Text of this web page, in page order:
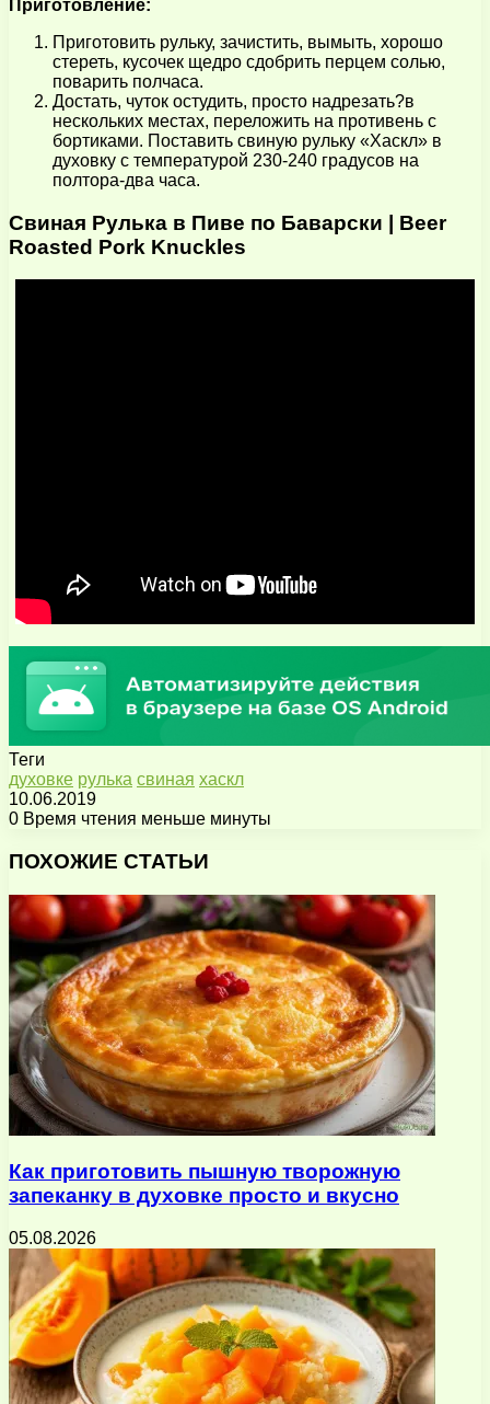
Приготовление:
Приготовить рульку, зачистить, вымыть, хорошо
стереть, кусочек щедро сдобрить перцем солью,
поварить полчаса.
Достать, чуток остудить, просто надрезать?в
нескольких местах, переложить на противень с
бортиками. Поставить свиную рульку «Хаскл» в
духовку с температурой 230-240 градусов на
полтора-два часа.
Свиная Рулька в Пиве по Баварски | Beer
Roasted Pork Knuckles
Теги
духовке рулька свиная хаскл
10.06.2019
0 Время чтения меньше минуты
через
почту
ПОХОЖИЕ СТАТЬИ
Как приготовить пышную творожную
запеканку в духовке просто и вкусно
05.08.2026